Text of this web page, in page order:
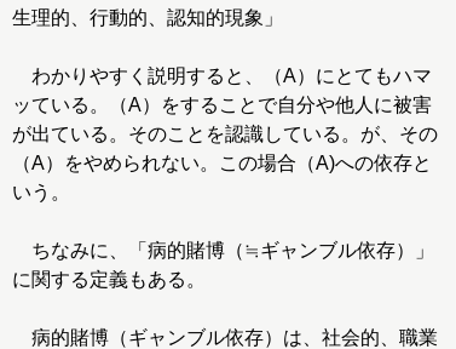
生理的、行動的、認知的現象」
わかりやすく説明すると、（A）にとてもハマ
ッている。（A）をすることで自分や他人に被害
が出ている。そのことを認識している。が、その
（A）をやめられない。この場合（A)への依存と
いう。
ちなみに、「病的賭博（≒ギャンブル依存）」
に関する定義もある。
病的賭博（ギャンブル依存）は、社会的、職業